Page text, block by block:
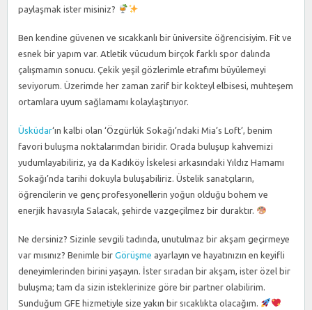
paylaşmak ister misiniz?
Ben kendine güvenen ve sıcakkanlı bir üniversite öğrencisiyim. Fit ve
esnek bir yapım var. Atletik vücudum birçok farklı spor dalında
çalışmamın sonucu. Çekik yeşil gözlerimle etrafımı büyülemeyi
seviyorum. Üzerimde her zaman zarif bir kokteyl elbisesi, muhteşem
ortamlara uyum sağlamamı kolaylaştırıyor.
Üsküdar‘ın kalbi olan ‘Özgürlük Sokağı’ndaki Mia’s Loft’, benim
favori buluşma noktalarımdan biridir. Orada buluşup kahvemizi
yudumlayabiliriz, ya da Kadıköy İskelesi arkasındaki Yıldız Hamamı
Sokağı’nda tarihi dokuyla buluşabiliriz. Üstelik sanatçıların,
öğrencilerin ve genç profesyonellerin yoğun olduğu bohem ve
enerjik havasıyla Salacak, şehirde vazgeçilmez bir duraktır.
Ne dersiniz? Sizinle sevgili tadında, unutulmaz bir akşam geçirmeye
var mısınız? Benimle bir Görüşme ayarlayın ve hayatınızın en keyifli
deneyimlerinden birini yaşayın. İster sıradan bir akşam, ister özel bir
buluşma; tam da sizin isteklerinize göre bir partner olabilirim.
Sunduğum GFE hizmetiyle size yakın bir sıcaklıkta olacağım.